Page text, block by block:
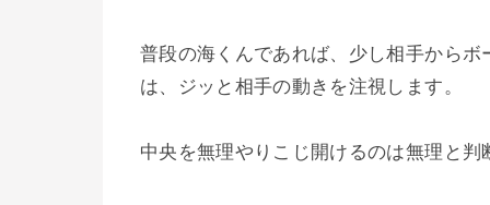
普段の海くんであれば、少し相手から
は、ジッと相手の動きを注視します。
中央を無理やりこじ開けるのは無理と